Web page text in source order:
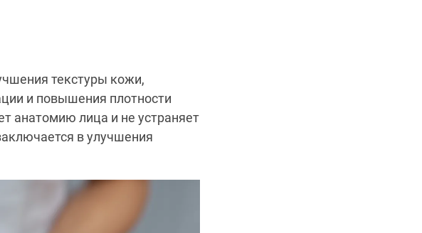
текстуры кожи,
и повышения плотности
анатомию лица и не устраняет
в улучшения